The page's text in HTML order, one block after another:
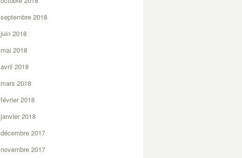
septembre 2018
juin 2018
mai 2018
avril 2018
mars 2018
février 2018
janvier 2018
décembre 2017
novembre 2017